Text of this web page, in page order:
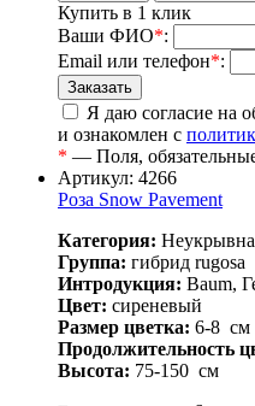
Купить в 1 клик
Ваши ФИО*:
Email или телефон*:
Я даю согласие на
и ознакомлен с
* — Поля,
Артикул: 4266
Роза Snow Pavement
Категория:
Группа: гибрид rugosa
Интродукция: Baum,
Цвет: сиреневый
Размер цветка: 6-8 см
Продолжительность
Высота: 75-150 см